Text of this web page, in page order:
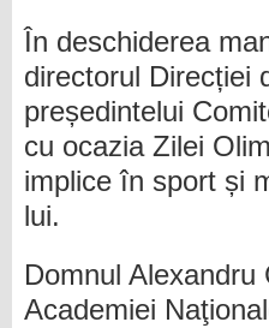
În deschiderea
directorul Direcției
președintelui
cu ocazia Zilei
implice în sport și
lui.
Domnul
Academiei